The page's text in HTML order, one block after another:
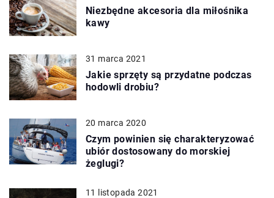
Niezbędne akcesoria dla miłośnika
kawy
31 marca 2021
Jakie sprzęty są przydatne podczas
hodowli drobiu?
20 marca 2020
Czym powinien się charakteryzować
ubiór dostosowany do morskiej
żeglugi?
11 listopada 2021